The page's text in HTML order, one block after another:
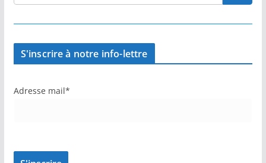
S'inscrire à notre info-lettre
Adresse mail*